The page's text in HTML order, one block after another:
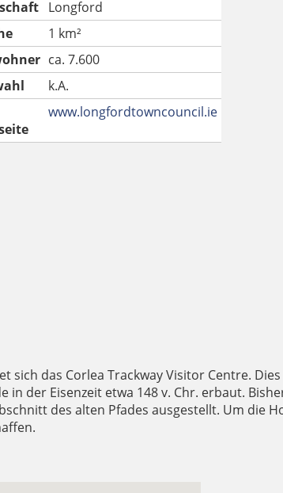
Longford
1 km²
ca. 7.600
k.A.
www.longfordtowncouncil.ie
sich das Corlea Trackway Visitor Centre.
der Eisenzeit etwa 148 v. Chr. erbaut.
des alten Pfades ausgestellt. Um die